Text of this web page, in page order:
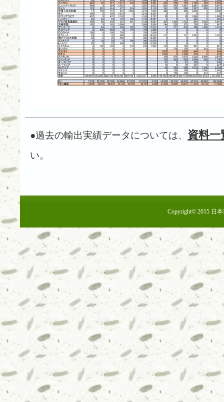
●過去の輸出実績データについては、 資料
い。
Copyright© 2015 日